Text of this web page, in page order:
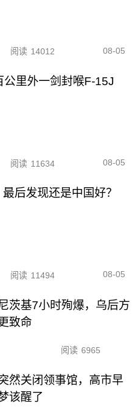
阅读 14012 08-05
里外一剑封喉F-15J
阅读 11634 08-05
后发现还是中国好？
阅读 11494 08-05
茨基7小时殉爆，乌后方
致命
阅读 6965
然关闭领事馆，高市早
该醒了